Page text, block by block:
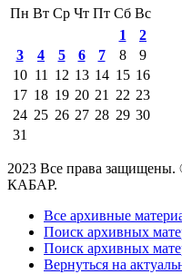
Пн Вт Ср Чт Пт Сб Вс
1
2
3
4 5 6 7 8
9
10 11 12 13 14 15 16
17 18 19 20 21 22 23
24 25 26 27 28 29 30
31
2023 Все права
КАБАР.
Все архивные
Поиск архивных
Поиск архивных
Вернуться на